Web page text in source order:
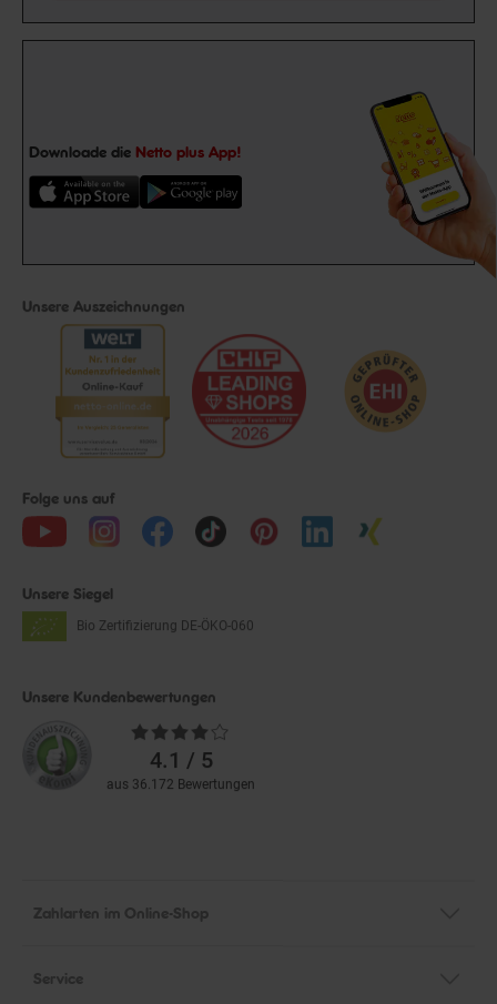
Downloade die Netto plus App!
Unsere Auszeichnungen
Folge uns auf
Unsere Siegel
Bio Zertifizierung DE-ÖKO-060
Unsere Kundenbewertungen
Durchschnittliche
Bewertungen
4.1 / 5
aus 36.172 Bewertungen